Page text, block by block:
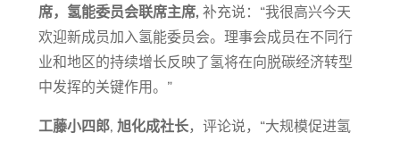
席，氢能委员会联席主席, 补充说：“我很高兴今天
欢迎新成员加入氢能委员会。理事会成员在不同行
业和地区的持续增长反映了氢将在向脱碳经济转型
中发挥的关键作用。”
工藤小四郎, 旭化成社长，评论说，“大规模促进氢